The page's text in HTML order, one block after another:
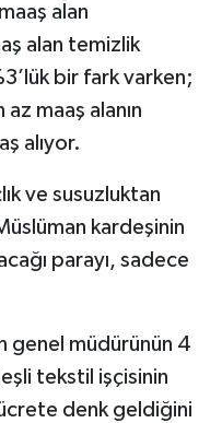
alan
alan temizlik
bir fark varken;
maaş alanın
alıyor.
ve susuzluktan
kardeşinin
parayı, sadece
genel müdürünün 4
tekstil işçisinin
denk geldiğini